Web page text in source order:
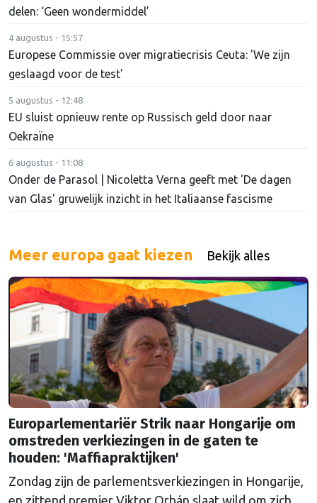
delen: ‘Geen wondermiddel’
4 augustus - 15:57
Europese Commissie over migratiecrisis Ceuta: 'We zijn
geslaagd voor de test'
5 augustus - 12:48
EU sluist opnieuw rente op Russisch geld door naar
Oekraïne
6 augustus - 11:08
Onder de Parasol | Nicoletta Verna geeft met 'De dagen
van Glas' gruwelijk inzicht in het Italiaanse fascisme
Meer europa gaat kiezen Bekijk alles
Europarlementariër Strik naar Hongarije om
omstreden verkiezingen in de gaten te
houden: 'Maffiapraktijken'
Zondag zijn de parlementsverkiezingen in Hongarije,
en zittend premier Viktor Orbán slaat wild om zich